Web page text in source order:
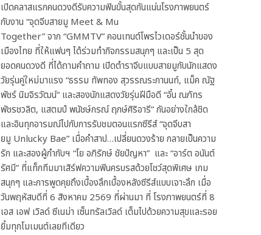
เปิดคลาสแรกคนดวงดีรับความฟินขั้นสุดกันแน่นโรงภาพยนตร์
กับงาน “จุดจีบสายมู Meet & Mu
Together” จาก “GMMTV” คอนเทนต์โพรไวเดอร์ชั้นนำของ
เมืองไทย ที่ให้แฟนๆ ได้ร่วมทำกิจกรรมสนุกๆ และเป็น 5 สุด
ยอดคนดวงดี ที่ได้ถามคำถาม เปิดตำราจีบแบบสายมูกับนักแสดง
วัยรุ่นคู่ใหม่มาแรง “ธรรม ทัพทอง สุวรรณระกานนท์, แม็ค ณัฐ
พัชร์ นิมจิรวัฒน์” และสองนักแสดงวัยรุ่นฝีมือดี “อั๋น ณภัทร
พัชรชวลิต, แสตมป์ พนัชษ์กรณ์ ฤกษ์ศิริอารี” กันอย่างใกล้ชิด
และอินทุกอารมณ์ไปกับการรับชมตอนแรกซีรีส์ “จุดจีบสา
ยมู Unlucky Bae” เมื่อคำสาป…เปลี่ยนดวงร้าย กลายเป็นความ
รัก และสองผู้กำกับฯ “โย อภิรักษ์ ชัยปัญหา” และ “อาร์ต อนันต์
รัศมี” ที่แท็กทีมมาเสิร์ฟความฟินครบรสด้วยโชว์สุดพิเศษ เกม
สนุกๆ และการพูดคุยถึงเบื้องลึกเบื้องหลังซีรีส์แบบเจาะลึก เมื่อ
วันพฤหัสบดีที่ 6 สิงหาคม 2569 ที่ผ่านมา ที่ โรงภาพยนตร์ที่ 8
เอส เอฟ เวิลด์ ซีเนม่า เซ็นทรัลเวิลด์ เต็มไปด้วยความสุขและรอย
ยิ้มทุกโมเมนต์เลยทีเดียว